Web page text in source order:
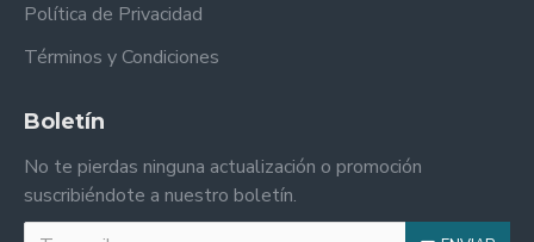
Política de Privacidad
Términos y Condiciones
Boletín
No te pierdas ninguna actualización o promoción
suscribiéndote a nuestro boletín.